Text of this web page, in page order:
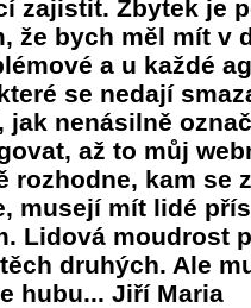
zajistit. Zbytek je
že bych měl mít v
a u každé
se nedají
jak nenásilně
až to můj
rozhodne, kam se
musejí mít lidé
Lidová moudrost
druhých. Ale
hubu... Jiří Maria